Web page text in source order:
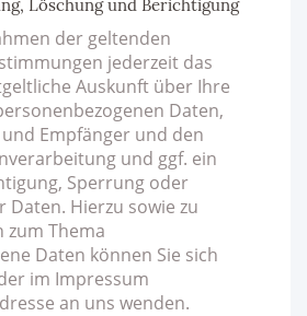
Löschung und Berichtigung
der geltenden
jederzeit das
Auskunft über Ihre
Daten,
Empfänger und den
und ggf. ein
Sperrung oder
Daten. Hierzu sowie zu
zum Thema
Daten können Sie sich
im Impressum
an uns wenden.